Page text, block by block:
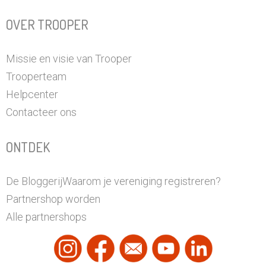
OVER TROOPER
Missie en visie van Trooper
Trooperteam
Helpcenter
Contacteer ons
ONTDEK
De BloggerijWaarom je vereniging registreren?
Partnershop worden
Alle partnershops